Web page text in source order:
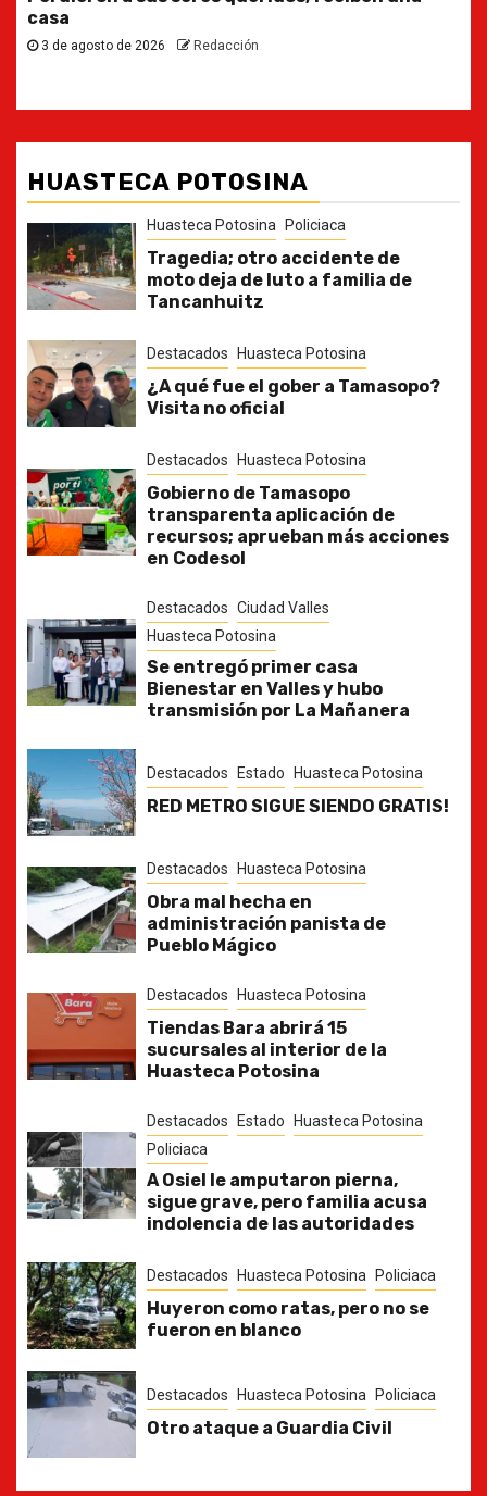
30 de julio de 2026
HUASTECA POTOSINA
Huasteca Potosina Policiaca
Tragedia; otro accidente de
moto deja de luto a familia de
Tancanhuitz
Destacados Huasteca Potosina
¿A qué fue el gober a Tamasopo?
Visita no oficial
Destacados Huasteca Potosina
Gobierno de Tamasopo
transparenta aplicación de
recursos; aprueban más acciones
en Codesol
Destacados Ciudad Valles
Huasteca Potosina
Se entregó primer casa
Bienestar en Valles y hubo
transmisión por La Mañanera
Destacados Estado Huasteca Potosina
RED METRO SIGUE SIENDO GRATIS!
Destacados Huasteca Potosina
Obra mal hecha en
administración panista de
Pueblo Mágico
Destacados Huasteca Potosina
Tiendas Bara abrirá 15
sucursales al interior de la
Huasteca Potosina
Destacados Estado
Huasteca Potosina
Policiaca
A Osiel le amputaron pierna,
sigue grave, pero familia acusa
indolencia de las autoridades
Destacados Huasteca Potosina Policiaca
Huyeron como ratas, pero no se
fueron en blanco
Destacados Huasteca Potosina Policiaca
Otro ataque a Guardia Civil